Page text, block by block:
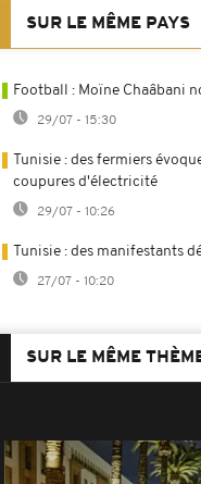
SUR LE MÊME PAYS
Football : Moïne Chaâbani
29/07 - 15:30
Tunisie : des fermiers
coupures d'électricité
29/07 - 10:26
Tunisie : des manifestants
27/07 - 10:20
SUR LE MÊME